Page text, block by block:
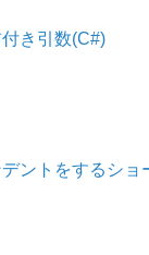
き引数(C#)
ントをするショ